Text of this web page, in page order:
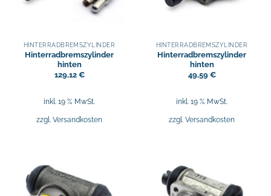
HINTERRADBREMSZYLINDER
Hinterradbremszylinder
hinten
129,12 €
inkl. 19 % MwSt.
zzgl. Versandkosten
HINTERRADBREMSZYLINDER
Hinterradbremszylinder
hinten
49,59 €
inkl. 19 % MwSt.
zzgl. Versandkosten